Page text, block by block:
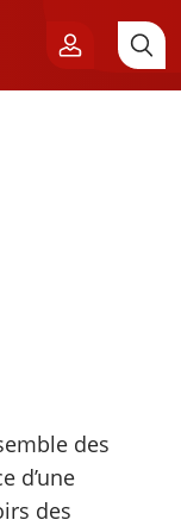
des
d’une
des